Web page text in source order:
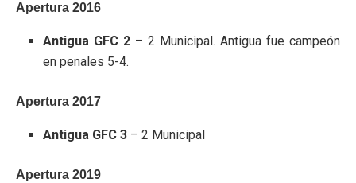
Apertura 2016
Antigua GFC 2 – 2 Municipal. Antigua fue campeón
en penales 5-4.
Apertura 2017
Antigua GFC 3 – 2 Municipal
Apertura 2019